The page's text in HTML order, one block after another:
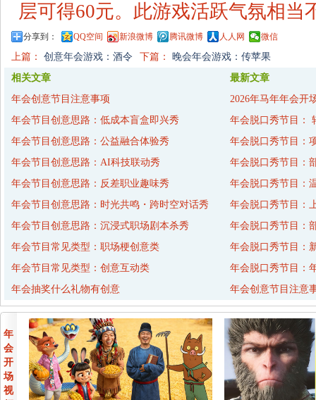
层可得60元。此游戏活跃气氛相当
分享到： QQ空间 新浪微博 腾讯微博 人人网 微信
上篇： 创意年会游戏：酒令 下篇： 晚会年会游戏：传苹果
相关文章
最新文章
年会创意节目注意事项
年会节目创意思路：低成本盲盒即兴秀
年会节目创意思路：公益融合体验秀
年会节目创意思路：AI科技联动秀
年会节目创意思路：反差职业趣味秀
年会节目创意思路：时光共鸣・跨时空对话秀
年会节目创意思路：沉浸式职场剧本杀秀
年会节目常见类型：职场梗创意类
年会节目常见类型：创意互动类
年会抽奖什么礼物有创意
2026年马年年会开
年会脱口秀节目：
年会脱口秀节目：
年会脱口秀节目：
年会脱口秀节目：
年会脱口秀节目：
年会脱口秀节目：
年会脱口秀节目：
年会脱口秀节目：
年会创意节目注意
年
会
开
场
视